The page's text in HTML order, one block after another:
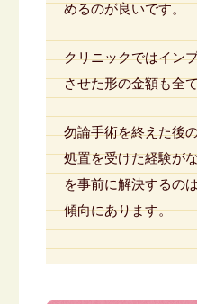
めるのが良いです。
クリニックではイン
させた形の金額も全
勿論手術を終えた後
処置を受けた経験が
を事前に解決するの
傾向にあります。